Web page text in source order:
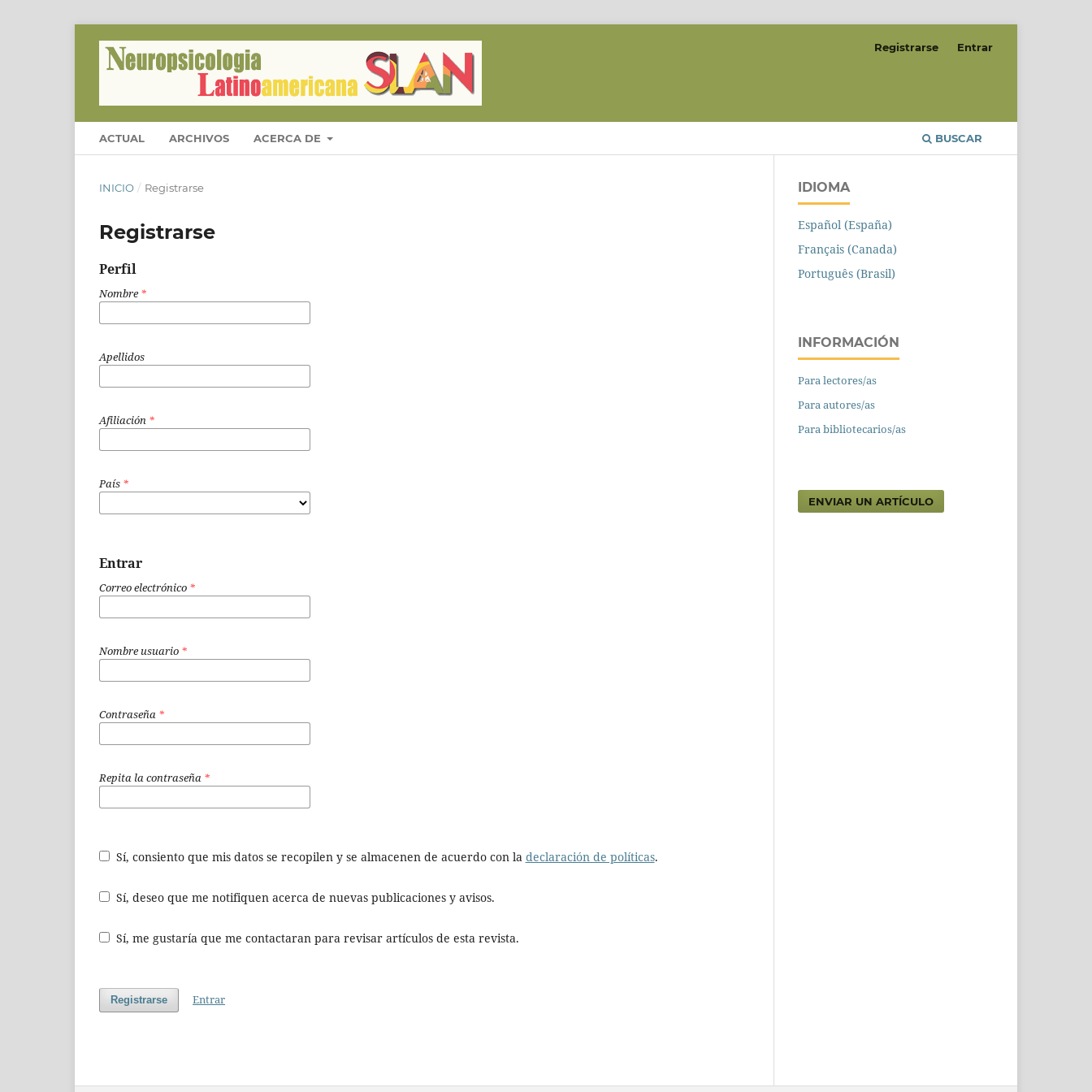
ACTUAL ARCHIVOS ACERCA DE BUSCAR
Registrarse Entrar
INICIO / Registrarse
Registrarse
Perfil
Nombre*
Apellidos
Afiliación *
País *
Entrar
Correo electrónico *
Nombre usuario *
Contraseña *
Repita la contraseña *
Sí, consiento que mis datos se recopilen y se almacenen de acuerdo con la declaración de políticas.
Sí, deseo que me notifiquen acerca de nuevas publicaciones y avisos.
Sí, me gustaría que me contactaran para revisar artículos de esta revista.
Registrarse Entrar
IDIOMA
Español (España)
Français (Canada)
Português (Brasil)
INFORMACIÓN
Para lectores/as
Para autores/as
Para bibliotecarios/as
ENVIAR UN ARTÍCULO